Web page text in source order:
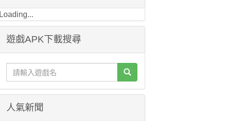
Loading...
遊戲APK下載搜尋
人氣新聞